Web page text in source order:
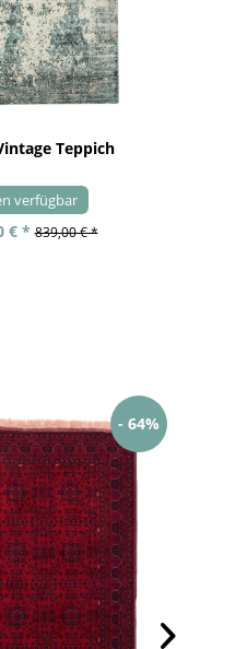
Teppich
verfügbar
€ * 839,00 € *
- 64%